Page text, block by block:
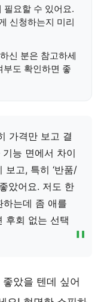
필요할 수 있어요.
신청하는지 미리
신 분은 참고하세
부도 확인하면 좋
가격만 보고 결
능 면에서 차이
보고, 특히 ‘반품/
았어요. 저도 한
하는데 좀 애를
후회 없는 선택
았을 텐데 싶어